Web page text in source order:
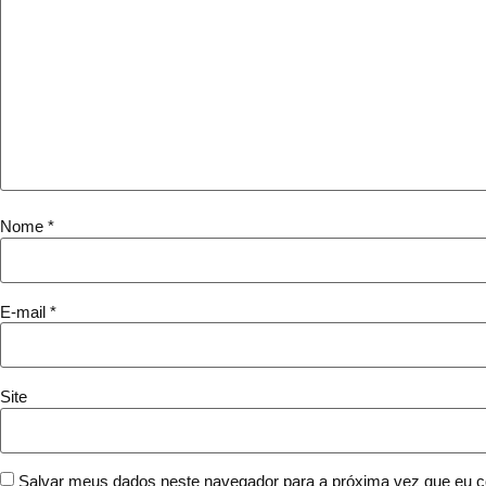
Nome *
E-mail *
Site
Salvar meus dados neste navegador para a próxima vez que eu